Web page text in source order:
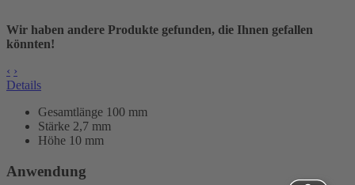
Wir haben andere Produkte gefunden, die Ihnen gefallen
könnten!
‹ ›
Details
Gesamtlänge 100 mm
Stärke 2,7 mm
Höhe 10 mm
Anwendung